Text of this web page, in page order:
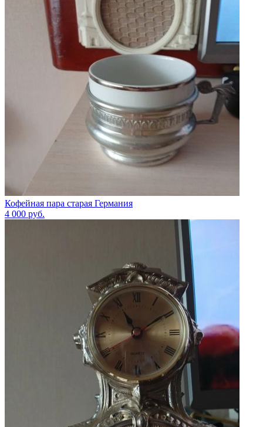
Кофейная пара старая Германия
4 000 руб.